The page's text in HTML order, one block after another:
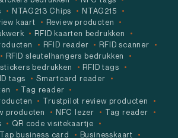
NTAG213 Chips
NTAG215
kaart
Review producten
RFID kaarten bedrukken
RFID reader
RFID scanner
RFID sleutelhangers bedrukken
stickers bedrukken
RFID tags
tags
Smartcard reader
Tag reader
Trustpilot review producten
producten
NFC lezer
Tag reader
QR code visitekaartje
Tap business card Businesskaart